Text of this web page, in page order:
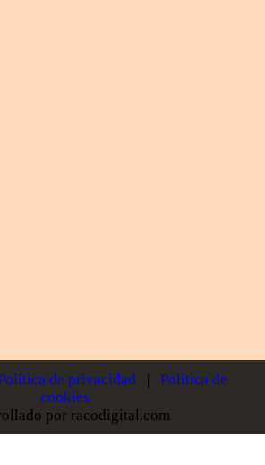
de privacidad
Política de
cookies
por racodigital.com